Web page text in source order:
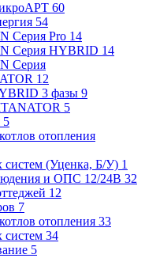
60
54
Серия Pro 14
Серия HYBRID 14
Серия
12
3 фазы 9
5
5
отопления
(Уценка, Б/У) 1
и ОПС 12/24В 32
12
7
отопления 33
34
5